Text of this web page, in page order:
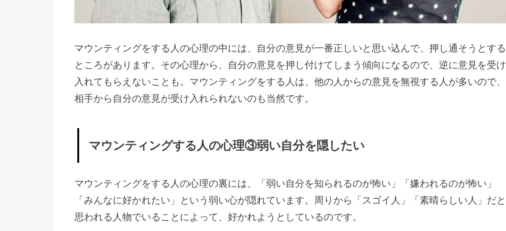
込
»
マ
ウ
ン
ィ
す
る
マウンティングをする人の心理の中には、自分の意見が一番正しいと思い込んで、押し通そうとする
ところがあります。その心理から、自分の意見を押し付けてしまう傾向になるので、逆に意見を受け
入れてもらえないことも。マウンティングをする人は、他の人からの意見を無視する人が多いので、
相手から自分の意見が受け入れられないのも当然です。
マウンティングする人の心理③弱い自分を隠したい
マウンティングをする人の心理の裏には、「弱い自分を知られるのが怖い」「嫌われるのが怖い」
「みんなに好かれたい」という弱い心が隠れています。周りから「スゴイ人」「素晴らしい人」だと
思われる人物でいることによって、好かれようとしているのです。